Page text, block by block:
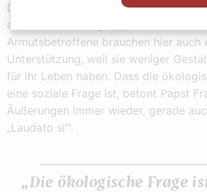
Die wird nur funktionieren, wenn es
alle Gesellschaftsgruppen
Armutsbetroffene brauchen hier auch
Unterstützung, weil sie weniger
für ihr Leben haben. Dass die
eine soziale Frage ist, betont Papst
Äußerungen immer wieder, gerade
„Laudato si‘“.
„Die ökologische Frage